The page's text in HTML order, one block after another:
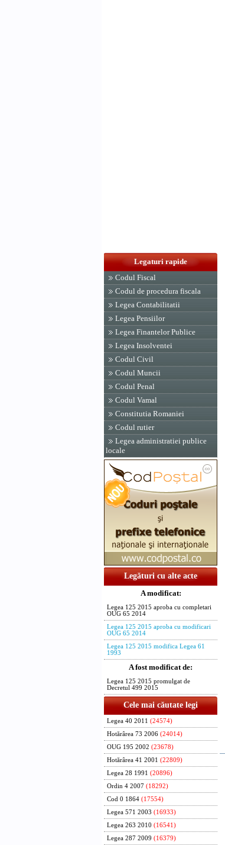
Legaturi rapide
Codul Fiscal
Codul de procedura fiscala
Legea Contabilitatii
Legea Pensiilor
Legea Finantelor Publice
Legea Insolventei
Codul Civil
Codul Muncii
Codul Penal
Codul Vamal
Constitutia Romaniei
Codul rutier
Legea administratiei publice
locale
Legături cu alte acte
A modificat:
Legea 125 2015 aproba cu completari
OUG 65 2014
Legea 125 2015 aproba cu modificari
OUG 65 2014
Legea 125 2015 modifica Legea 61
1993
A fost modificat de:
Legea 125 2015 promulgat de
Decretul 499 2015
Cele mai căutate legi
Legea 40 2011 (24574)
Hotărârea 73 2006 (24014)
OUG 195 2002 (23678)
Hotărârea 41 2001 (22809)
Legea 28 1991 (20896)
Ordin 4 2007 (18292)
Cod 0 1864 (17554)
Legea 571 2003 (16933)
Legea 263 2010 (16541)
Legea 287 2009 (16379)